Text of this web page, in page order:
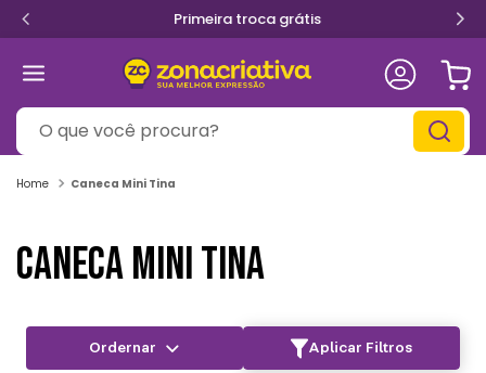
Primeira troca grátis
O que você procura?
Caneca Mini Tina
CANECA MINI TINA
Aplicar Filtros